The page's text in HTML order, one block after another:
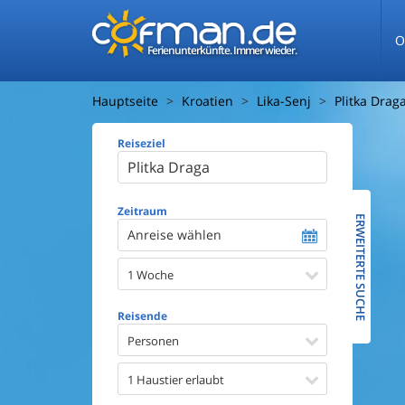
Ferienunterkünfte. Immer wieder.
Hauptseite Kroatien Lika-Senj Plitka Draga
Reiseziel
Zeitraum
Anreise wählen
1 Woche
Reisende
Personen
1 Haustier erlaubt
Ausstattung
Whirlpool
ERWEITERTE SUCHE